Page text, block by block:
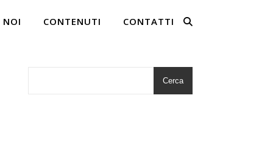
NOI CONTENUTI CONTATTI
Cerca